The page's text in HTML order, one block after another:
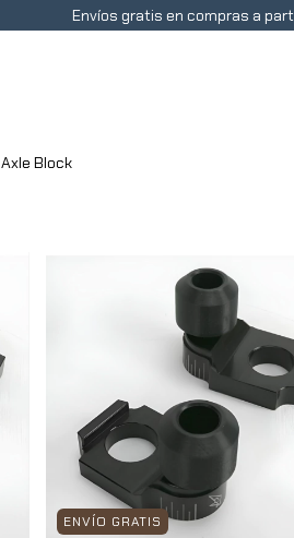
Envíos gratis en compras a
Axle Block
ENVÍO GRATIS